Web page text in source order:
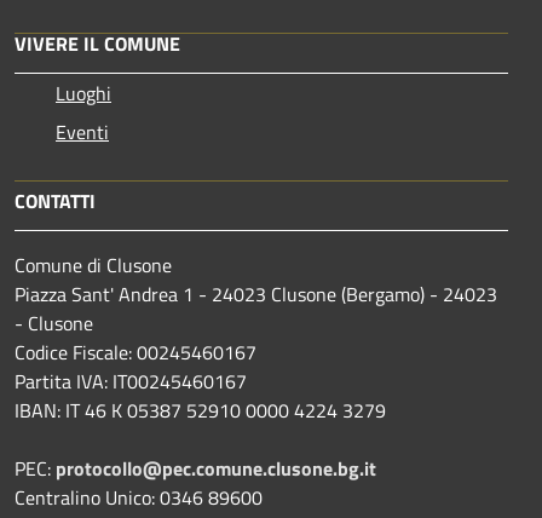
VIVERE IL COMUNE
Luoghi
Eventi
CONTATTI
Comune di Clusone
Piazza Sant' Andrea 1 - 24023 Clusone (Bergamo) - 24023
- Clusone
Codice Fiscale: 00245460167
Partita IVA: IT00245460167
IBAN: IT 46 K 05387 52910 0000 4224 3279
PEC: protocollo@pec.comune.clusone.bg.it
Centralino Unico: 0346 89600